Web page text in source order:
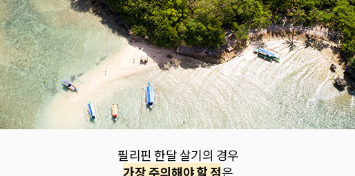
필리핀 한달 살기의 경우
가장 주의해야 할 점은